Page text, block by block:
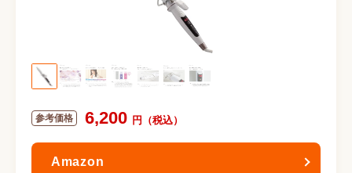
6,200